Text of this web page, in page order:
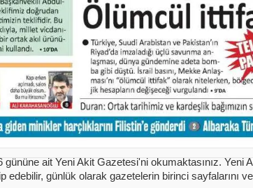
gününe ait Yeni Akit Gazetesi'ni okumaktasınız.
edebilir, günlük olarak gazetelerin birinci sayfalarını